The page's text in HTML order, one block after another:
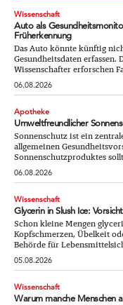
Wissenschaft
Auto als
Früherkennung
Das Auto könnte künftig
Gesundheitsdaten erfassen.
Wissenschafter erforschen
06.08.2026
Apotheke
Umweltfreundlicher
Sonnenschutz ist ein
allgemeinen
Sonnenschutzproduktes
06.08.2026
Wissenschaft
Glycerin in Slush Ice:
Schon kleine Mengen
Kopfschmerzen, Übelkeit
Behörde für
05.08.2026
Wissenschaft
Warum manche Menschen